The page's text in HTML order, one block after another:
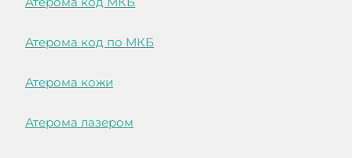
Атерома код по МКБ
Атерома кожи
Атерома лазером